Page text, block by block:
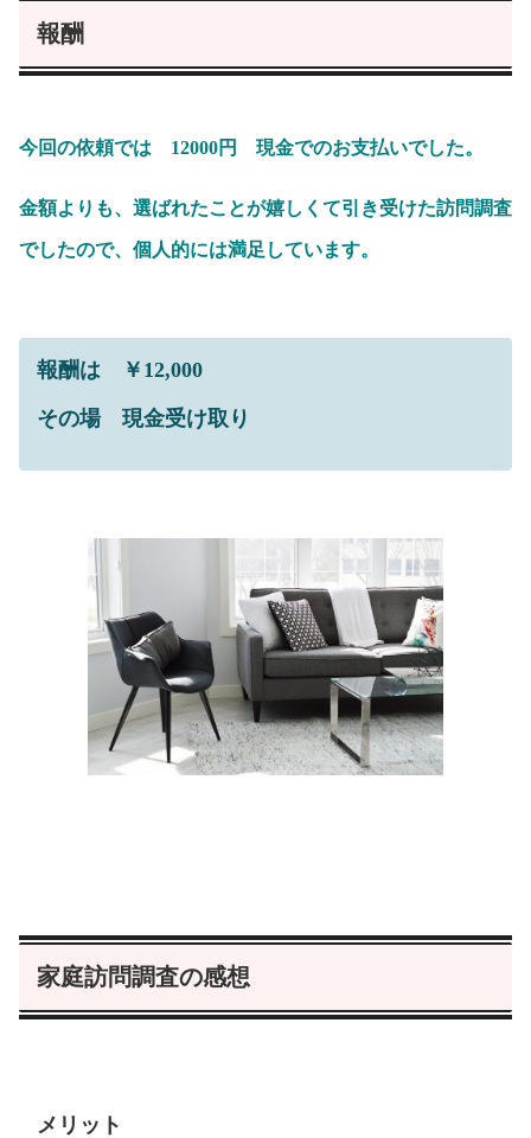
報酬
今回の依頼では 12000円 現金でのお支払いでした。
金額よりも、選ばれたことが嬉しくて引き受けた訪問調査
でしたので、個人的には満足しています。
報酬は ￥12,000
その場 現金受け取り
家庭訪問調査の感想
メリット